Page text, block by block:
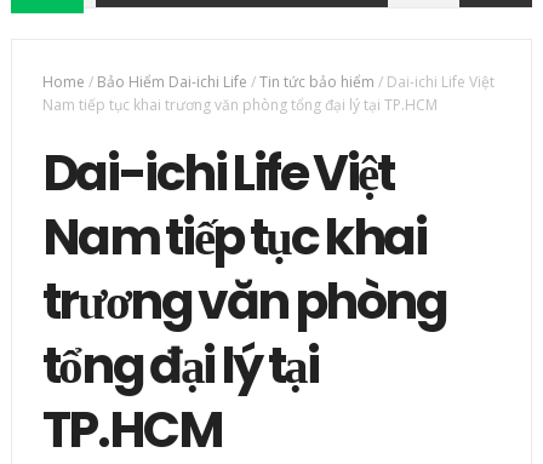
Home / Bảo Hiểm Dai-ichi Life /Tin tức bảo hiểm / Dai-ichi Life Việt
Nam tiếp tục khai trương văn phòng tổng đại lý tại TP.HCM
Dai-ichi Life Việt
Nam tiếp tục khai
trương văn phòng
tổng đại lý tại
TP.HCM